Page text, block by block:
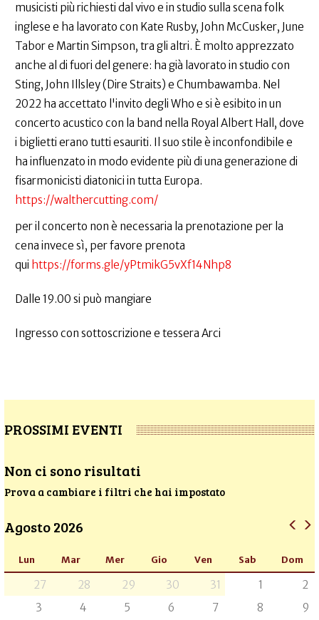
musicisti più richiesti dal vivo e in studio sulla scena folk
inglese e ha lavorato con Kate Rusby, John McCusker, June
Tabor e Martin Simpson, tra gli altri. È molto apprezzato
anche al di fuori del genere: ha già lavorato in studio con
Sting, John Illsley (Dire Straits) e Chumbawamba. Nel
2022 ha accettato l'invito degli Who e si è esibito in un
concerto acustico con la band nella Royal Albert Hall, dove
i biglietti erano tutti esauriti. Il suo stile è inconfondibile e
ha influenzato in modo evidente più di una generazione di
fisarmonicisti diatonici in tutta Europa.
https://walthercutting.com/
per il concerto non è necessaria la prenotazione per la
cena invece sì, per favore prenota
qui https://forms.gle/yPtmikG5vXf14Nhp8
Dalle 19.00 si può mangiare
Ingresso con sottoscrizione e tessera Arci
PROSSIMI EVENTI
Non ci sono risultati
Prova a cambiare i filtri che hai impostato
Agosto 2026
Lun Mar Mer Gio Ven Sab Dom
27 28 29 30 31 1
2
3
4 5 6 7 8 9